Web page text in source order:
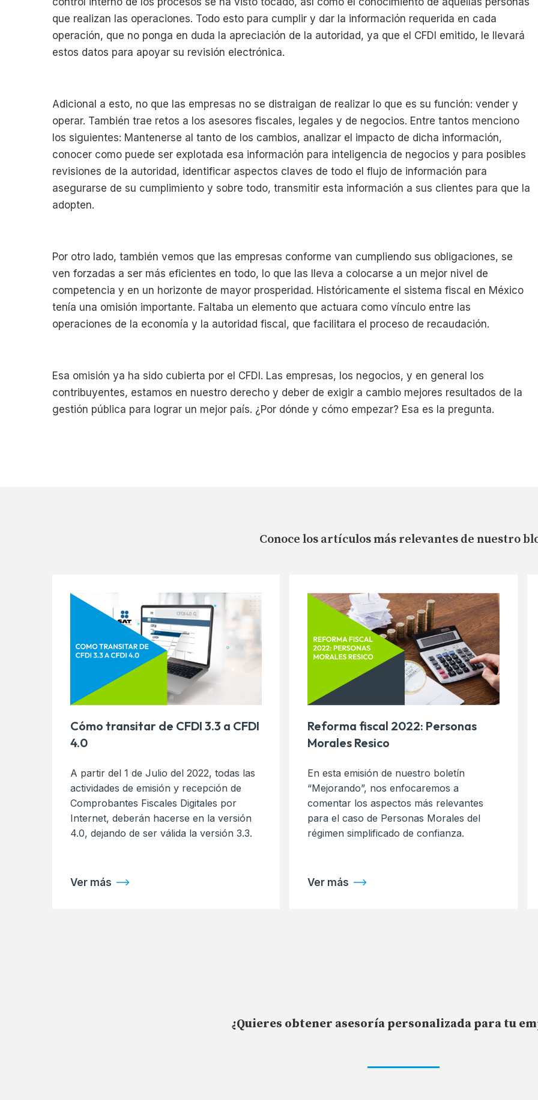
que realizan las operaciones. Todo esto para cumplir y dar la información requerida en cada
operación, que no ponga en duda la apreciación de la autoridad, ya que el CFDI emitido, le llevará
estos datos para apoyar su revisión electrónica.
Adicional a esto, no que las empresas no se distraigan de realizar lo que es su función: vender y
operar. También trae retos a los asesores fiscales, legales y de negocios. Entre tantos menciono
los siguientes: Mantenerse al tanto de los cambios, analizar el impacto de dicha información,
conocer como puede ser explotada esa información para inteligencia de negocios y para posibles
revisiones de la autoridad, identificar aspectos claves de todo el flujo de información para
asegurarse de su cumplimiento y sobre todo, transmitir esta información a sus clientes para que la
adopten.
Por otro lado, también vemos que las empresas conforme van cumpliendo sus obligaciones, se
ven forzadas a ser más eficientes en todo, lo que las lleva a colocarse a un mejor nivel de
competencia y en un horizonte de mayor prosperidad. Históricamente el sistema fiscal en México
tenía una omisión importante. Faltaba un elemento que actuara como vínculo entre las
operaciones de la economía y la autoridad fiscal, que facilitara el proceso de recaudación.
Esa omisión ya ha sido cubierta por el CFDI. Las empresas, los negocios, y en general los
contribuyentes, estamos en nuestro derecho y deber de exigir a cambio mejores resultados de la
gestión pública para lograr un mejor país. ¿Por dónde y cómo empezar? Esa es la pregunta.
Conoce los artículos más relevantes de nuestro
Cómo transitar de CFDI 3.3 a CFDI
4.0
A partir del 1 de Julio del 2022, todas las
actividades de emisión y recepción de
Comprobantes Fiscales Digitales por
Internet, deberán hacerse en la versión
4.0, dejando de ser válida la versión 3.3.
Ver más
Reforma fiscal 2022: Personas
Morales Resico
En esta emisión de nuestro boletín
“Mejorando”, nos enfocaremos a
comentar los aspectos más relevantes
para el caso de Personas Morales del
régimen simplificado de confianza.
Ver más
¿Quieres obtener asesoría personalizada para tu